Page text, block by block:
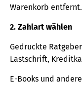
Warenkorb entfernt.
2. Zahlart wählen
Gedruckte
Lastschrift,
E-Books und